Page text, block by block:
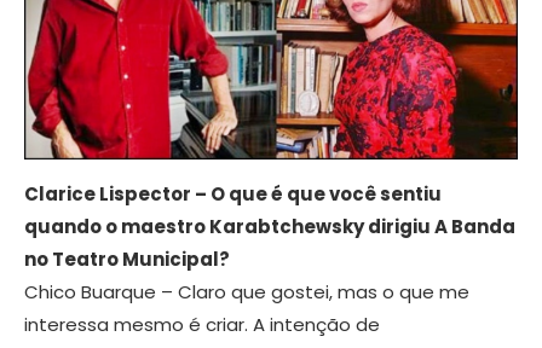
Clarice Lispector – O que é que você sentiu
quando o maestro Karabtchewsky dirigiu A Banda
no Teatro Municipal?
Chico Buarque – Claro que gostei, mas o que me
interessa mesmo é criar. A intenção de